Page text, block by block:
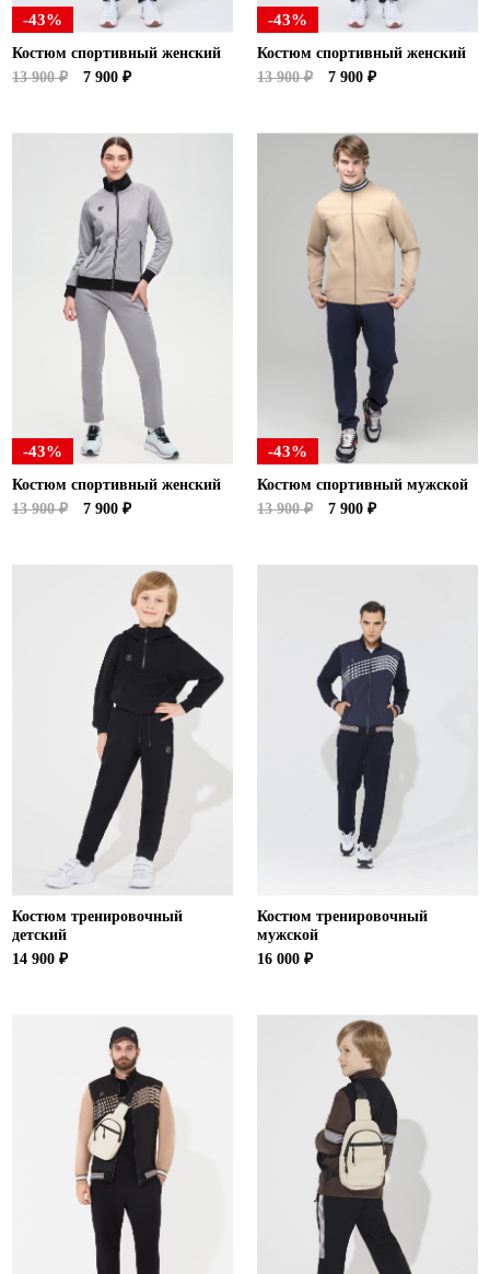
-43%
Костюм спортивный женский
13 900 ₽
7 900 ₽
-43%
Костюм спортивный женский
13 900 ₽
7 900 ₽
-43%
Костюм спортивный женский
13 900 ₽
7 900 ₽
-43%
Костюм спортивный мужской
13 900 ₽
7 900 ₽
Костюм тренировочный
детский
14 900 ₽
Костюм тренировочный
мужской
16 000 ₽